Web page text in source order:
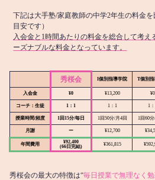
下記は大手塾/家庭教師の中学2年生の料金
目安です）
入会金と1時間あたりの料金を総合して考え
ーズナブルな料金となっています。
秀桜会 I個別指導学院 T個別
入会金 ¥0 ¥13,200 ¥0
コーチ：生徒 1：1 1：1 1：
授業時間/頻度 1回15分/毎日 1回50分/月4回 1回60
月謝 ー ¥12,700
年間費用
¥92,400
(66日完結)
¥361,815
秀桜会の最大の特徴は“毎日授業で無理なく